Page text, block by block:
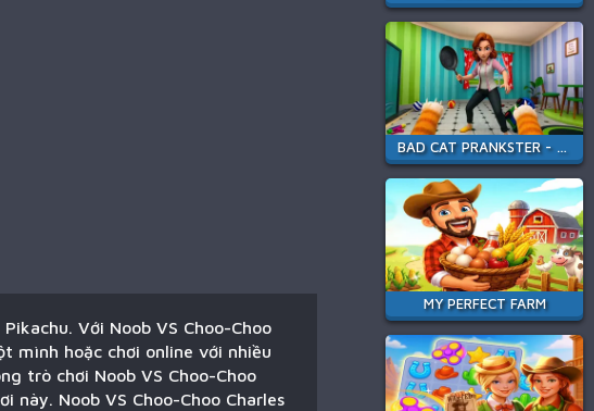
Với Noob VS Choo-Choo
mình hoặc chơi online với nhiều
trò chơi Noob VS Choo-Choo
này. Noob VS Choo-Choo Charles
BAD CAT PRANKSTER - MOM IS RETURN
MY PERFECT FARM